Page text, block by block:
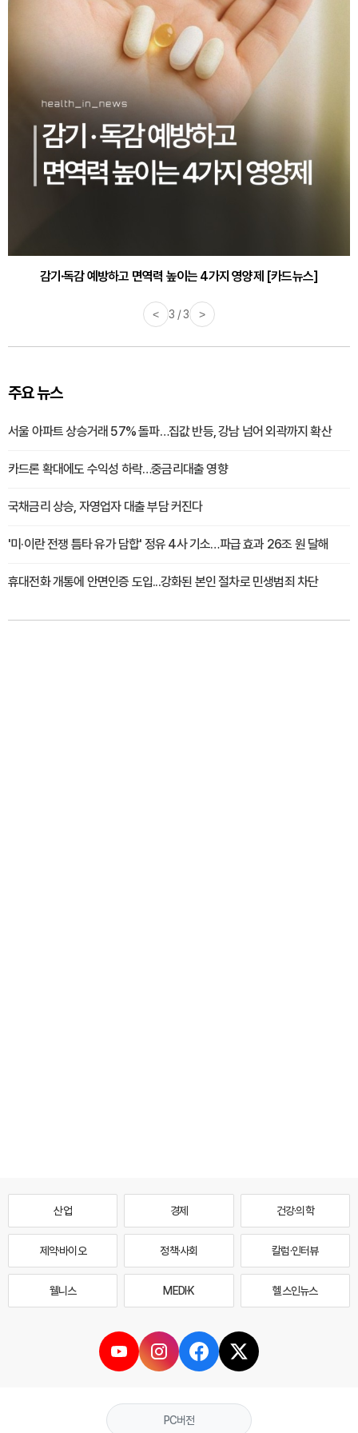
감기·독감 예방하고 면역력 높이는 4가지 영양제 [카드뉴스]
< 3 / 3 >
주요 뉴스
서울 아파트 상승거래 57% 돌파…집값 반등, 강남 넘어 외곽까지 확산
카드론 확대에도 수익성 하락…중금리대출 영향
국채금리 상승, 자영업자 대출 부담 커진다
'미·이란 전쟁 틈타 유가 담합' 정유 4사 기소…파급 효과 26조 원 달해
휴대전화 개통에 안면인증 도입...강화된 본인 절차로 민생범죄 차단
산업 경제 건강·의학
제약·바이오 정책·사회 칼럼·인터뷰
웰니스 MEDI·K 헬스인뉴스
PC버전